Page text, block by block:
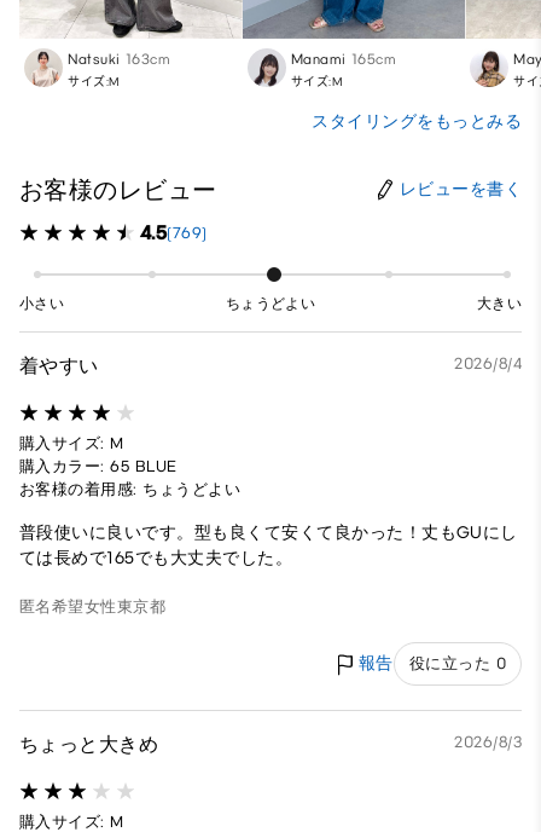
Natsuki 163cm
サイズ:M
Manami 165cm
サイズ:M サ
スタイリングをもっとみる
お客様のレビュー レビューを書く
4.5(769)
小さい ちょうどよい 大きい
着やすい 2026/8/4
購入サイズ: M
購入カラー: 65 BLUE
お客様の着用感: ちょうどよい
普段使いに良いです。型も良くて安くて良かった！丈もGUにし
ては長めで165でも大丈夫でした。
匿名希望女性東京都
報告 役に立った 0
ちょっと大きめ 2026/8/3
購入サイズ: M